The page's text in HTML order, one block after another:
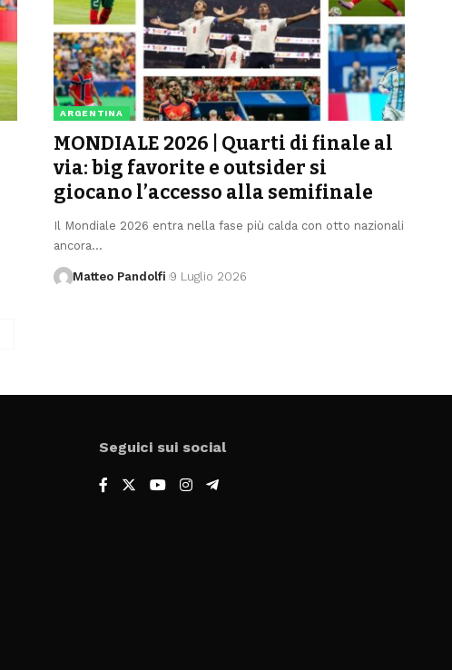
ARGENTINA
MONDIALE 2026 | Quarti di finale al
via: big favorite e outsider si
giocano l’accesso alla semifinale
Il Mondiale 2026 entra nella fase più calda con otto nazionali
ancora…
Matteo Pandolfi 9 Luglio 2026
Seguici sui social